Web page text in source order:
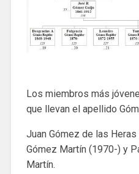
Los miembros más
que llevan el apellido
Juan Gómez de las
Gómez Martín (1970-) y
Martín.